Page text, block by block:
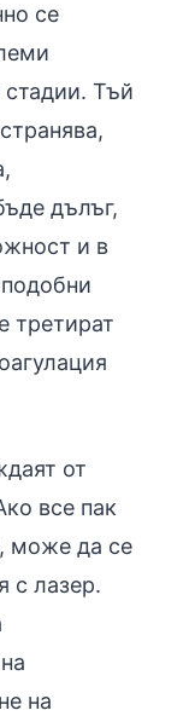
се
Тъй
дълъг,
и в
третират
от
все пак
може да се
с лазер.
на